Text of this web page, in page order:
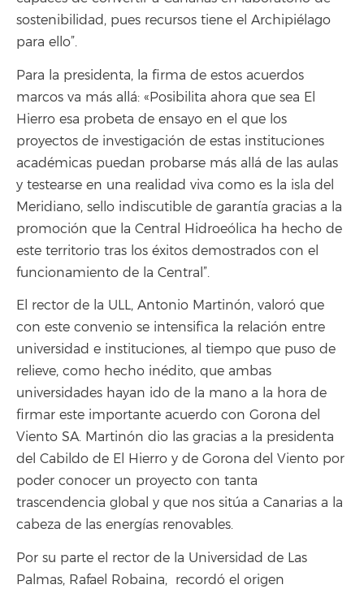
sostenibilidad, pues recursos tiene el Archipiélago
para ello”.
Para la presidenta, la firma de estos acuerdos
marcos va más allá: «Posibilita ahora que sea El
Hierro esa probeta de ensayo en el que los
proyectos de investigación de estas instituciones
académicas puedan probarse más allá de las aulas
y testearse en una realidad viva como es la isla del
Meridiano, sello indiscutible de garantía gracias a la
promoción que la Central Hidroeólica ha hecho de
este territorio tras los éxitos demostrados con el
funcionamiento de la Central”.
El rector de la ULL, Antonio Martinón, valoró que
con este convenio se intensifica la relación entre
universidad e instituciones, al tiempo que puso de
relieve, como hecho inédito, que ambas
universidades hayan ido de la mano a la hora de
firmar este importante acuerdo con Gorona del
Viento SA. Martinón dio las gracias a la presidenta
del Cabildo de El Hierro y de Gorona del Viento por
poder conocer un proyecto con tanta
trascendencia global y que nos sitúa a Canarias a la
cabeza de las energías renovables.
Por su parte el rector de la Universidad de Las
Palmas, Rafael Robaina, recordó el origen